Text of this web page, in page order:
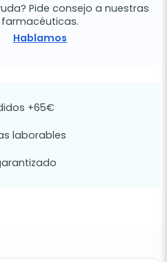
Pide consejo a nuestras
farmacéuticas.
Hablamos
+65€
laborables